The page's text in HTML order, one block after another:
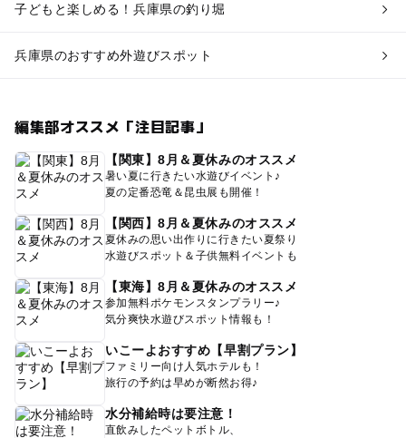
子どもと楽しめる！兵庫県の釣り堀
兵庫県のおすすめ外遊びスポット
編集部オススメ「注目記事」
【関東】8月＆夏休みのオススメ
暑い夏に行きたい水遊びイベント♪
夏の定番恐竜＆昆虫展も開催！
【関西】8月＆夏休みのオススメ
夏休みの思い出作りに行きたい夏祭り
水遊びスポット＆子供無料イベントも
【東海】8月＆夏休みのオススメ
参加無料ポケモンスタンプラリー♪
気分爽快水遊びスポット情報も！
いこーよおすすめ【早割プラン】
ファミリー向け人気ホテルも！
旅行の予約は早めが断然お得♪
水分補給時は要注意！
直飲みしたペットボトル、